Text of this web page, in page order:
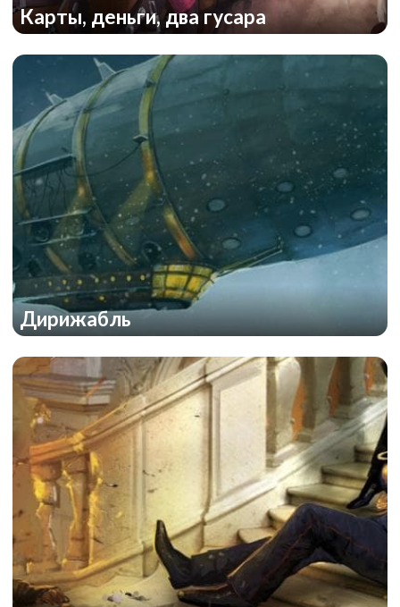
Дом с привидениями
Школа магии
Карты, деньги, два гусара
Дирижабль